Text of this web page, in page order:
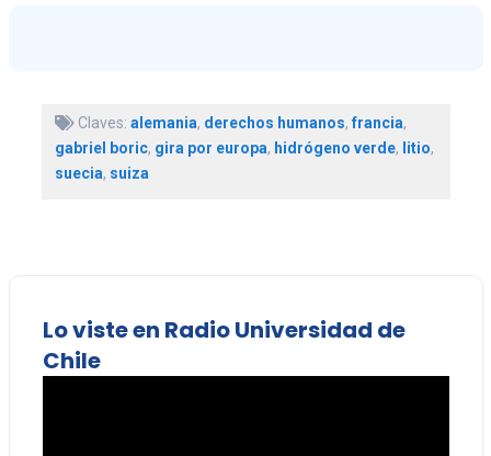
Claves: alemania, derechos humanos,francia,
gabriel boric, gira por europa, hidrógeno verde, litio,
suecia, suiza
Lo viste en Radio Universidad de
Chile